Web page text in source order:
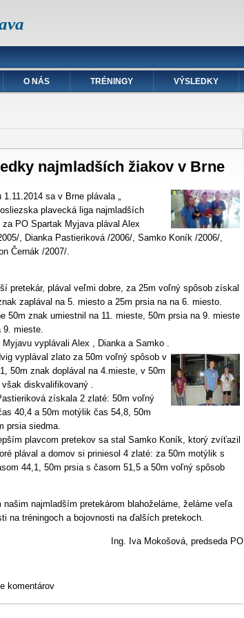
O NÁS TRÉNINGY VÝSLEDKY
najmladších žiakov v Brne
sa v Brne plávala „
plavecká liga najmladších
za PO Spartak Myjava plával Alex
, Dianka Pastieriková /2006/, Samko Koník /2006/,
Černák /2007/.
pretekár, plával veľmi dobre, za 25m voľný spôsob získal
zaplával na 5. miesto a 25m prsia na na 6. miesto.
50m znak umiestnil na 11. mieste, 50m prsia na 9. mieste
mieste.
vyplávali Alex , Dianka a Samko .
vyplával zlato za 50m voľný spôsob v
50m znak doplával na 4.mieste, v 50m
diskvalifikovaný .
získala 2 zlaté: 50m voľný
40,4 a 50m motýlik čas 54,8, 50m
prsia siedma.
plavcom pretekov sa stal Samko Koník, ktorý zvíťazil
plával a domov si priniesol 4 zlaté: za 50m motýlik s
44,1, 50m prsia s časom 51,5 a 50m voľný spôsob
našim najmladším pretekárom blahoželáme, želáme veľa
na tréningoch a bojovnosti na ďalších pretekoch.
Ing. Iva Mokošová, predseda PO
komentárov